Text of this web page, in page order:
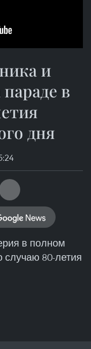
и
в
дня
в полном
80-летия